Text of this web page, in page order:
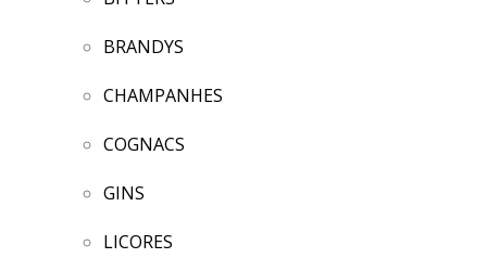
BRANDYS
CHAMPANHES
COGNACS
GINS
LICORES